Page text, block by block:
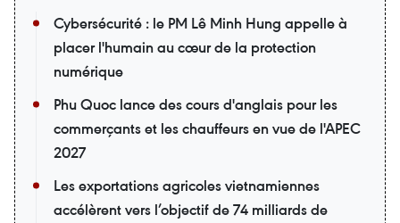
Cybersécurité : le PM Lê Minh Hung appelle à
placer l'humain au cœur de la protection
numérique
Phu Quoc lance des cours d'anglais pour les
commerçants et les chauffeurs en vue de l'APEC
2027
Les exportations agricoles vietnamiennes
accélèrent vers l’objectif de 74 milliards de